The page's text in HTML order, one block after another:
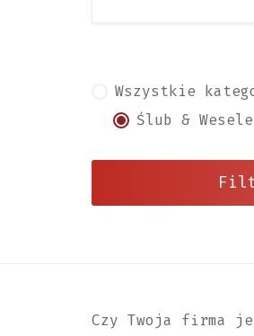
Wszystkie
Ślub & Wesele
Czy Twoja firma